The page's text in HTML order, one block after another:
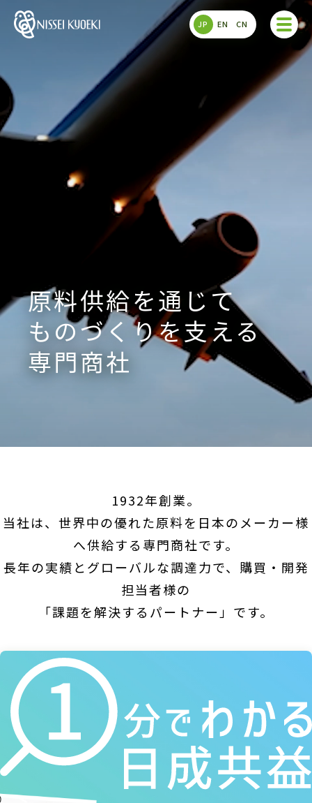
JP EN CN
原料供給を通じて
ものづくりを支える
専門商社
1932年創業。
当社は、世界中の優れた原料を日本のメーカー様
へ供給する専門商社です。
長年の実績とグローバルな調達力で、購買・開発
担当者様の
「課題を解決するパートナー」です。